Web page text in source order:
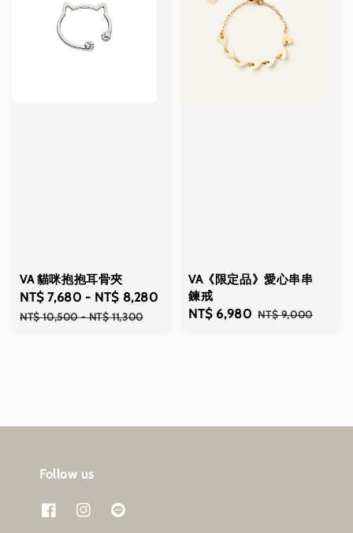
VA 貓咪抱抱耳骨夾
Sale
price
NT$ 7,680 - NT$ 8,280
Regular
price
NT$ 10,500-NT$ 11,300
VA《限定品》愛心串串
鍊戒
Sale
NT$ 6,980 Regular
NT$ 9,000
Follow us